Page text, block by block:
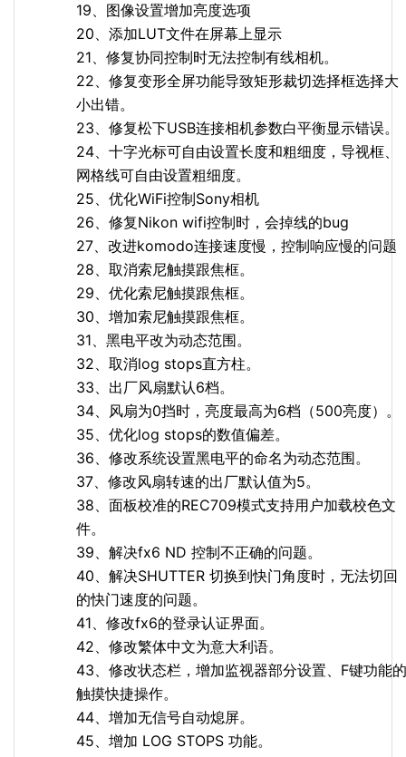
19、图像设置增加亮度选项
20、添加LUT文件在屏幕上显示
21、修复协同控制时无法控制有线相机。
22、修复变形全屏功能导致矩形裁切选择框选择大
小出错。
23、修复松下USB连接相机参数白平衡显示错误。
24、十字光标可自由设置长度和粗细度，导视框、
网格线可自由设置粗细度。
25、优化WiFi控制Sony相机
26、修复Nikon wifi控制时，会掉线的bug
27、改进komodo连接速度慢，控制响应慢的问题
28、取消索尼触摸跟焦框。
29、优化索尼触摸跟焦框。
30、增加索尼触摸跟焦框。
31、黑电平改为动态范围。
32、取消log stops直方柱。
33、出厂风扇默认6档。
34、风扇为0挡时，亮度最高为6档（500亮度）。
35、优化log stops的数值偏差。
36、修改系统设置黑电平的命名为动态范围。
37、修改风扇转速的出厂默认值为5。
38、面板校准的REC709模式支持用户加载校色文
件。
39、解决fx6 ND 控制不正确的问题。
40、解决SHUTTER 切换到快门角度时，无法切回
的快门速度的问题。
41、修改fx6的登录认证界面。
42、修改繁体中文为意大利语。
43、修改状态栏，增加监视器部分设置、F键功能的
触摸快捷操作。
44、增加无信号自动熄屏。
45、增加 LOG STOPS 功能。